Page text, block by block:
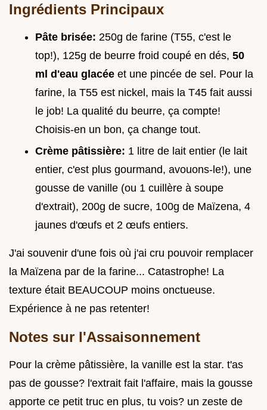
Ingrédients Principaux
Pâte brisée: 250g de farine (T55, c'est le
top!), 125g de beurre froid coupé en dés, 50
ml d'eau glacée et une pincée de sel. Pour la
farine, la T55 est nickel, mais la T45 fait aussi
le job! La qualité du beurre, ça compte!
Choisis-en un bon, ça change tout.
Crème pâtissière: 1 litre de lait entier (le lait
entier, c'est plus gourmand, avouons-le!), une
gousse de vanille (ou 1 cuillère à soupe
d'extrait), 200g de sucre, 100g de Maïzena, 4
jaunes d'œufs et 2 œufs entiers.
J'ai souvenir d'une fois où j'ai cru pouvoir remplacer
la Maïzena par de la farine... Catastrophe! La
texture était BEAUCOUP moins onctueuse.
Expérience à ne pas retenter!
Notes sur l'Assaisonnement
Pour la crème pâtissière, la vanille est la star. t'as
pas de gousse? l'extrait fait l'affaire, mais la gousse
apporte ce petit truc en plus, tu vois? un zeste de